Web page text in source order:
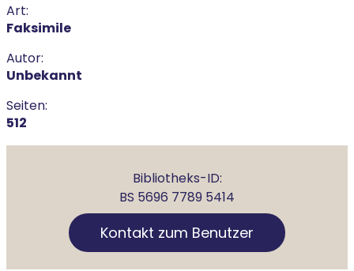
Art:
Faksimile
Autor:
Unbekannt
Seiten:
512
Bibliotheks-ID:
BS 5696 7789 5414
Kontakt zum Benutzer